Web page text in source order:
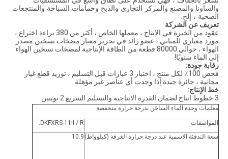
والساونا والمصنع والمركز التجاري والذبح وحمامات السباحة والمنتجعات
الصحية ، إلخ.
تعريف عن الشركة
عقود من الخبرة في الإنتاج ، معملها الخاص ، أكثر من 380 براءة اختراع ،
مورد معياري للمباني ، عضو رائد في تحرير معيار مضخات تسخين مصدر
الهواء ، حوالي 80000 قطعة من الطاقة الإنتاجية لمضخات تسخين الهواء
إلى الماء سنويًا!
رقابة جودة:
فحص 100٪ لكل منتج ، اختبار 3 عبارات قبل التسليم ، توريد قطع غيار
مجانية ، جائزة جيدة إذا وجدت أي عناصر غير مؤهلة
خط الإنتاج:
3 خطوط انتاج لضمان القدرة الانتاجية والتسليم السريع 2 نوبتين
معلمات وحدة الماء الساخن بدرجة حرارة منخفضة
المواصفات
DKFXRS-11II / R.
سعة التدفئة الاسمية عند درجة حرارة الغرفة (كيلوواط) 10.9